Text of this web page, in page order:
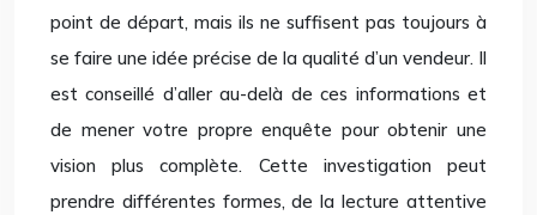
point de départ, mais ils ne suffisent pas toujours à
se faire une idée précise de la qualité d’un vendeur. Il
est conseillé d’aller au-delà de ces informations et
de mener votre propre enquête pour obtenir une
vision plus complète. Cette investigation peut
prendre différentes formes, de la lecture attentive